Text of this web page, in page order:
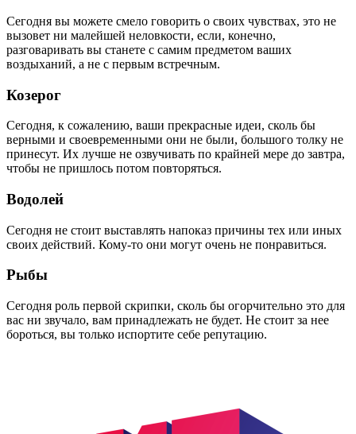
Сегодня вы можете смело говорить о своих чувствах, это не
вызовет ни малейшей неловкости, если, конечно,
разговаривать вы станете с самим предметом ваших
воздыханий, а не с первым встречным.
Козерог
Сегодня, к сожалению, ваши прекрасные идеи, сколь бы
верными и своевременными они не были, большого толку не
принесут. Их лучше не озвучивать по крайней мере до завтра,
чтобы не пришлось потом повторяться.
Водолей
Сегодня не стоит выставлять напоказ причины тех или иных
своих действий. Кому-то они могут очень не понравиться.
Рыбы
Сегодня роль первой скрипки, сколь бы огорчительно это для
вас ни звучало, вам принадлежать не будет. Не стоит за нее
бороться, вы только испортите себе репутацию.